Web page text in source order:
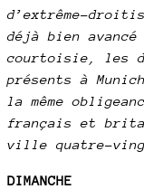
d’extrême-
déjà bien avancé
courtoisie, les
présents à
la même
français et
ville quatre-
DIMANCHE